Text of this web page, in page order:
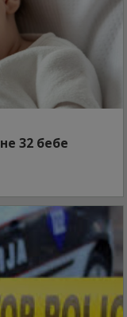
32 бебе